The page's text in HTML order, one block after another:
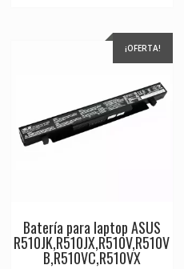
¡OFERTA!
Batería para laptop ASUS
R510JK,R510JX,R510V,R510V
B,R510VC,R510VX